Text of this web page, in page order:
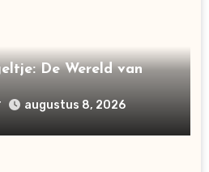
De Wereld van
augustus 8, 2026